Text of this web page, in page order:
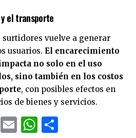
el transporte
surtidores vuelve a generar
usuarios. El encarecimiento
no solo en el uso
sino también en los costos
, con posibles efectos en
de bienes y servicios.
CopyEmailWhatsApp